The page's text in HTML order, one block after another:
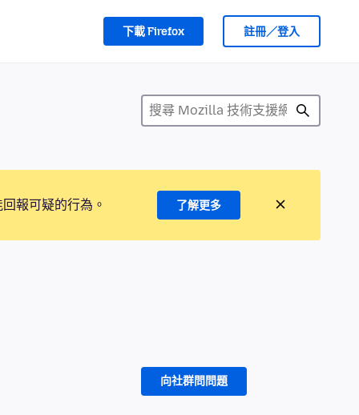
下載 Firefox 註冊／登入
報可疑的行為。 了解更多
向社群問問題